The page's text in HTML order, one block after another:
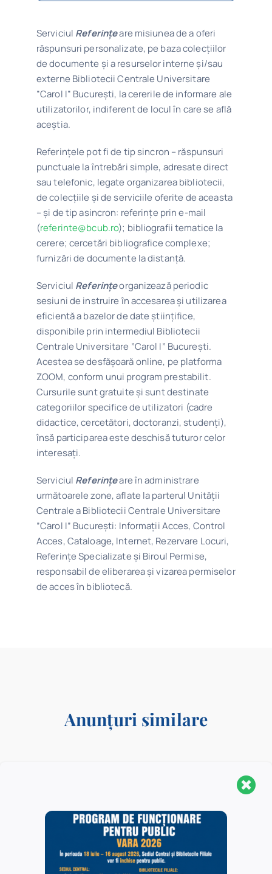
Serviciul Referinţeare misiunea de a oferi
răspunsuri personalizate, pe baza colecțiilor
de documente și a resurselor interne şi/sau
externe Bibliotecii Centrale Universitare
”Carol I” București, la cererile de informare ale
utilizatorilor, indiferent de locul în care se află
aceștia.
Referințele pot fi de tip sincron – răspunsuri
punctuale la întrebări simple, adresate direct
sau telefonic, legate organizarea bibliotecii,
de colecțiile și de serviciile oferite de aceasta
– și de tip asincron: referinţe prin e-mail
(referinte@bcub.ro); bibliografii tematice la
cerere; cercetări bibliografice complexe;
furnizări de documente la distanţă.
Serviciul Referințeorganizează periodic
sesiuni de instruire în accesarea și utilizarea
eficientă a bazelor de date științifice,
disponibile prin intermediul Bibliotecii
Centrale Universitare ”Carol I” București.
Acestea se desfășoară online, pe platforma
ZOOM, conform unui program prestabilit.
Cursurile sunt gratuite și sunt destinate
categoriilor specifice de utilizatori (cadre
didactice, cercetători, doctoranzi, studenți),
însă participarea este deschisă tuturor celor
interesați.
Serviciul Referințeare în administrare
următoarele zone, aflate la parterul Unității
Centrale a Bibliotecii Centrale Universitare
”Carol I” București: Informații Acces, Control
Acces, Cataloage, Internet, Rezervare Locuri,
Referințe Specializate și Biroul Permise,
responsabil de eliberarea și vizarea permiselor
de acces în bibliotecă.
Anunțuri similare
Acces gratuit la
Coherent Digital –
Acces gratuit la
publicațiile Societății